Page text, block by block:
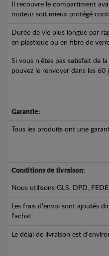
Il recouvre le compartiment
moteur soit mieux protégé
Durée de vie plus longue par
en plastique ou en fibre de
Si vous n'êtes pas satisfait de
pouvez le renvoyer dans les 60
Garantie:
Tous les produits ont une
Conditions de livraison:
Nous utilisons GLS, DPD,
Les frais d'envoi sont ajoutés
l'achat.
Le délai de livraison est